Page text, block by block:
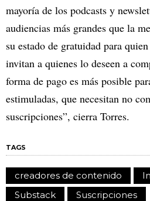
mayoría de los podcasts y
audiencias más grandes que la
su estado de gratuidad para
invitan a quienes lo deseen a
forma de pago es más posible
estimuladas, que necesitan no
suscripciones”, cierra Torres.
TAGS
creadores de contenido
Substack
Suscripciones